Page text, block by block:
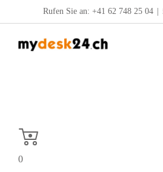
Inhalt
springen
Rufen Sie an: +41 62 748 25 04
0